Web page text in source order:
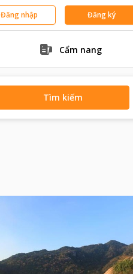
Đăng nhập Đăng ký
Cẩm nang
Tìm kiếm